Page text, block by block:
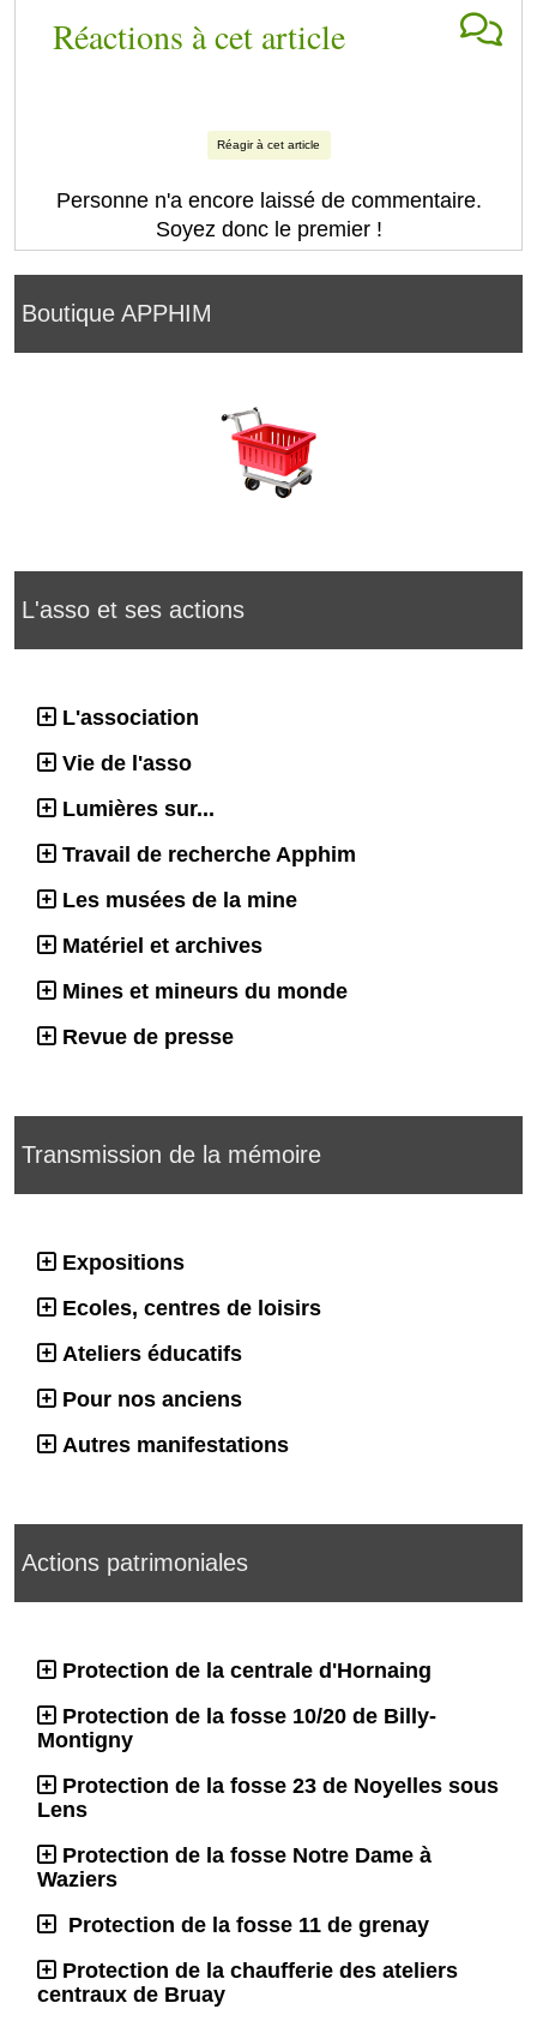
Boutique APPHIM
L'asso et ses actions
L'association
Vie de l'asso
Lumières sur...
Travail de recherche Apphim
Les musées de la mine
Matériel et archives
Mines et mineurs du monde
Revue de presse
Transmission de la mémoire
Expositions
Ecoles, centres de loisirs
Ateliers éducatifs
Pour nos anciens
Autres manifestations
Actions patrimoniales
Protection de la centrale d'Hornaing
Protection de la fosse 10/20 de Billy-
Montigny
Protection de la fosse 23 de Noyelles sous
Lens
Protection de la fosse Notre Dame à
Waziers
Protection de la fosse 11 de grenay
Protection de la chaufferie des ateliers
centraux de Bruay
Réactions à cet article
Réagir à cet article
Personne n'a encore laissé de commentaire.
Soyez donc le premier !